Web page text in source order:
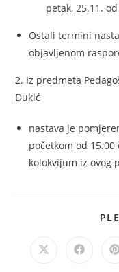
petak, 25.11.
Ostali termini
objavljenom
2. Iz predmeta
Dukić
nastava je
početkom od
kolokvijum iz ovog